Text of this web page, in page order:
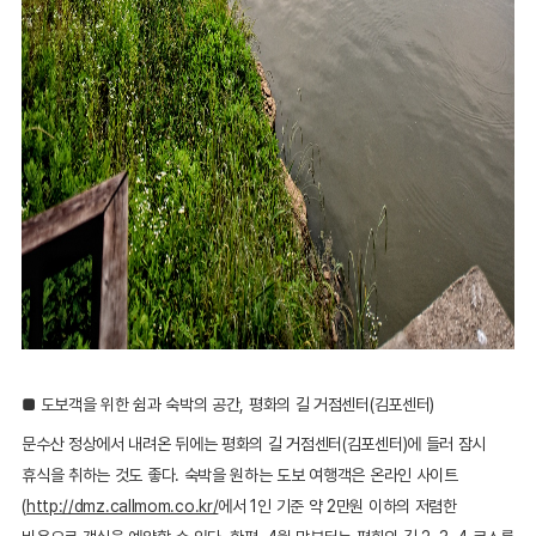
■ 도보객을 위한 쉼과 숙박의 공간, 평화의 길 거점센터(김포센터)
문수산 정상에서 내려온 뒤에는 평화의 길 거점센터(김포센터)에 들러 잠시
휴식을 취하는 것도 좋다. 숙박을 원하는 도보 여행객은 온라인 사이트
(http://dmz.callmom.co.kr/에서 1인 기준 약 2만원 이하의 저렴한